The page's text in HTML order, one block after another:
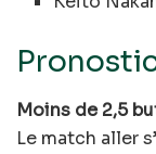
Moins de 2,5
Le match aller